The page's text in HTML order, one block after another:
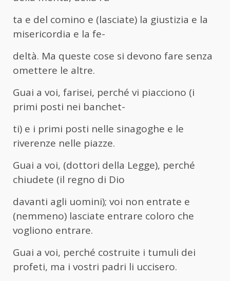
ta e del comino e (lasciate) la giustizia e la
misericordia e la fe-
deltà. Ma queste cose si devono fare senza
omettere le altre.
Guai a voi, farisei, perché vi piacciono (i
primi posti nei banchet-
ti) e i primi posti nelle sinagoghe e le
riverenze nelle piazze.
Guai a voi, (dottori della Legge), perché
chiudete (il regno di Dio
davanti agli uomini); voi non entrate e
(nemmeno) lasciate entrare coloro che
vogliono entrare.
Guai a voi, perché costruite i tumuli dei
profeti, ma i vostri padri li uccisero.